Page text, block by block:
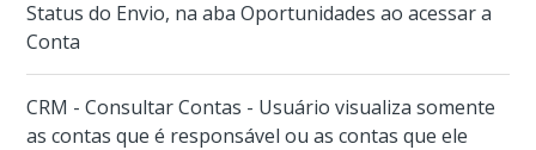
Status do Envio, na aba Oportunidades ao acessar a
Conta
CRM - Consultar Contas - Usuário visualiza somente
as contas que é responsável ou as contas que ele